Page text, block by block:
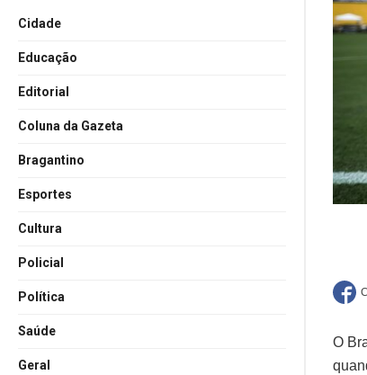
Cidade
Educação
Editorial
Coluna da Gazeta
Bragantino
Esportes
Cultura
Policial
Política
Saúde
Geral
O